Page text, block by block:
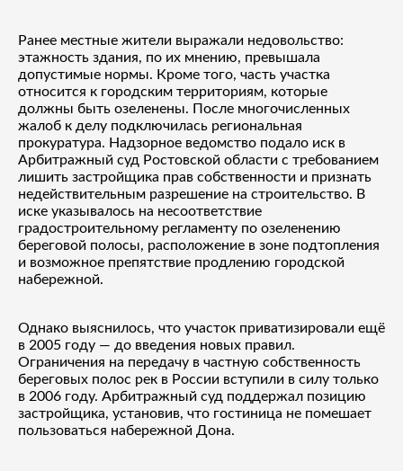
Ранее местные жители выражали недовольство:
этажность здания, по их мнению, превышала
допустимые нормы. Кроме того, часть участка
относится к городским территориям, которые
должны быть озеленены. После многочисленных
жалоб к делу подключилась региональная
прокуратура. Надзорное ведомство подало иск в
Арбитражный суд Ростовской области с требованием
лишить застройщика прав собственности и признать
недействительным разрешение на строительство. В
иске указывалось на несоответствие
градостроительному регламенту по озеленению
береговой полосы, расположение в зоне подтопления
и возможное препятствие продлению городской
набережной.
Однако выяснилось, что участок приватизировали ещё
в 2005 году — до введения новых правил.
Ограничения на передачу в частную собственность
береговых полос рек в России вступили в силу только
в 2006 году. Арбитражный суд поддержал позицию
застройщика, установив, что гостиница не помешает
пользоваться набережной Дона.